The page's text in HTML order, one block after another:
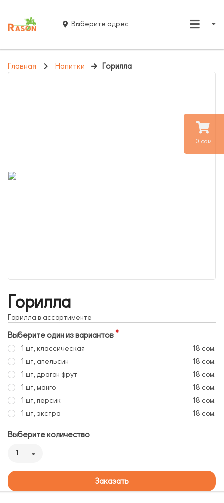
0 сом.
Выберите адрес
Главная Напитки Горилла
Горилла
Горилла в ассортименте
Выберите один из вариантов
1 шт, классическая
18 сом.
1 шт, апельсин
18 сом.
1 шт, драгон фрут
18 сом.
1 шт, манго
18 сом.
1 шт, персик
18 сом.
1 шт, экстра
18 сом.
Выберите количество
1
Заказать